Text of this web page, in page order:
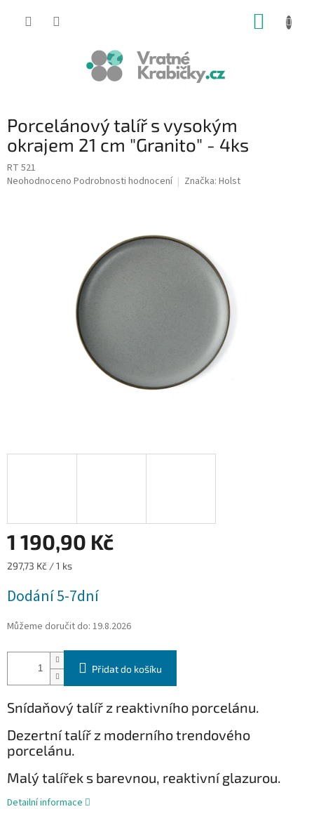
Porcelánový talíř s vysokým
okrajem 21 cm "Granito" - 4ks
RT 521
Průměrné
Neohodnoceno Podrobnosti hodnocení Značka: Holst
1 190,90 Kč
Měrná
297,73 Kč / 1 ks
Dodání 5-7dní
Můžeme doručit do: 19.8.2026
Přidat do košíku
Snídaňový talíř z reaktivního porcelánu.
Dezertní talíř z moderního trendového
porcelánu.
Malý talířek s barevnou, reaktivní glazurou.
Detailní informace